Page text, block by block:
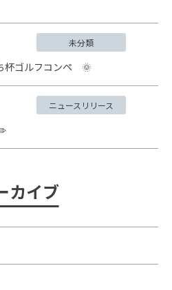
未分類
ゴルフコンペ 🌞
ニュースリリース
カイブ